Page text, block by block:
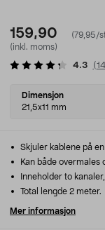
159,90
(79,95/
(inkl. moms)
4.3 (
Select
variant
Dimensjon
21,5x11 mm
Skjuler kablene på
Kan både overmales
Inneholder to
Total lengde 2 meter.
Mer informasjon